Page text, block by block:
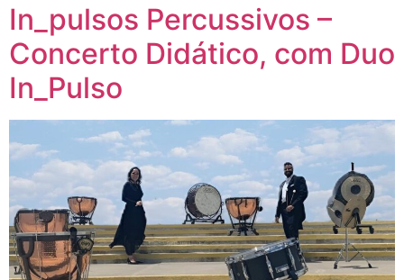
In_pulsos Percussivos –
Concerto Didático, com Duo
In_Pulso